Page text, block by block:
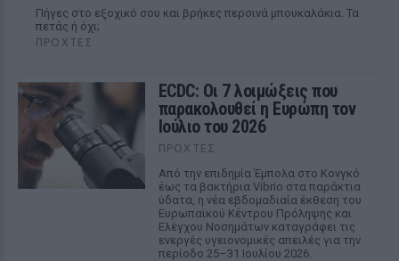
Πήγες στο εξοχικό σου και βρήκες περσινά μπουκαλάκια. Τα
πετάς ή όχι;
ΠΡΟΧΤΈΣ
ECDC: Οι 7 λοιμώξεις που
παρακολουθεί η Ευρώπη τον
Ιούλιο του 2026
ΠΡΟΧΤΈΣ
Από την επιδημία Έμπολα στο Κονγκό
έως τα βακτήρια Vibrio στα παράκτια
ύδατα, η νέα εβδομαδιαία έκθεση του
Ευρωπαϊκού Κέντρου Πρόληψης και
Ελέγχου Νοσημάτων καταγράφει τις
ενεργές υγειονομικές απειλές για την
περίοδο 25–31 Ιουλίου 2026.